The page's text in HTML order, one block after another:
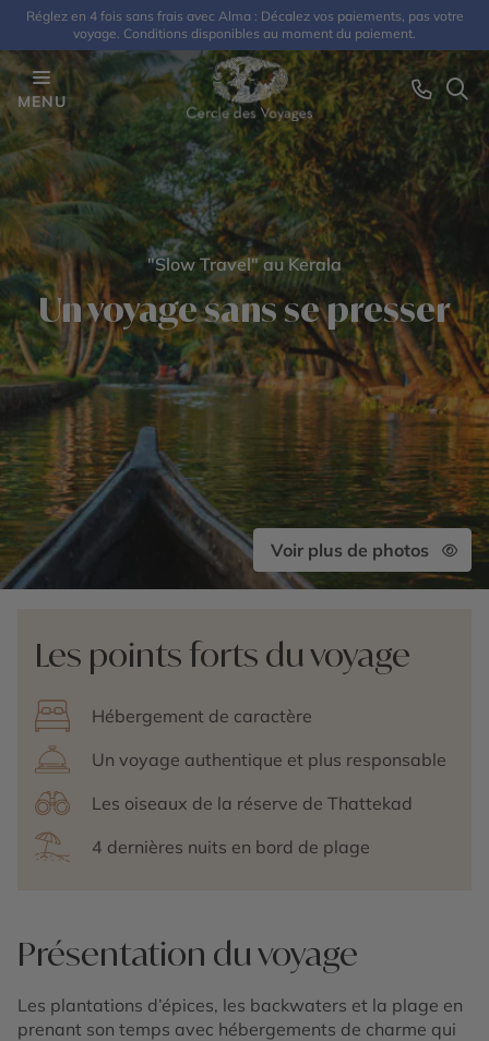
Réglez en 4 fois sans frais avec Alma : Décalez vos paiements, pas votre
voyage. Conditions disponibles au moment du paiement.
MENU
"Slow Travel" au Kerala
Un voyage sans se presser
Voir plus de photos
Les points forts du voyage
Hébergement de caractère
Un voyage authentique et plus responsable
Les oiseaux de la réserve de Thattekad
4 dernières nuits en bord de plage
Présentation du voyage
Les plantations d’épices, les backwaters et la plage en
prenant son temps avec hébergements de charme qui